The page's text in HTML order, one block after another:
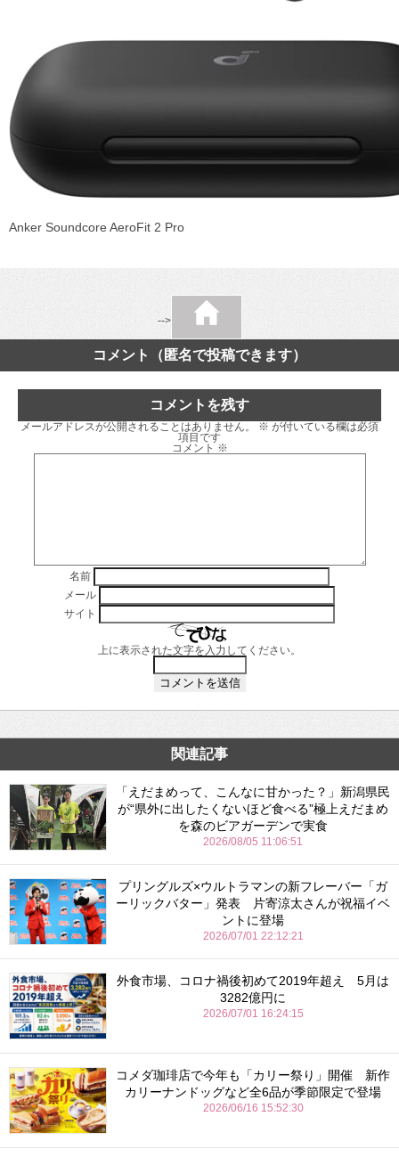
Anker Soundcore AeroFit 2 Pro
-->
コメント（匿名で投稿できます）
コメントを残す
メールアドレスが公開されることはありません。 ※ が付いている欄は必須
項目です
コメント ※
名前
メール
サイト
上に表示された文字を入力してください。
関連記事
「えだまめって、こんなに甘かった？」新潟県民
が“県外に出したくないほど食べる”極上えだまめ
を森のビアガーデンで実食
2026/08/05 11:06:51
プリングルズ×ウルトラマンの新フレーバー「ガ
ーリックバター」発表 片寄涼太さんが祝福イベ
ントに登場
2026/07/01 22:12:21
外食市場、コロナ禍後初めて2019年超え 5月は
3282億円に
2026/07/01 16:24:15
コメダ珈琲店で今年も「カリー祭り」開催 新作
カリーナンドッグなど全6品が季節限定で登場
2026/06/16 15:52:30